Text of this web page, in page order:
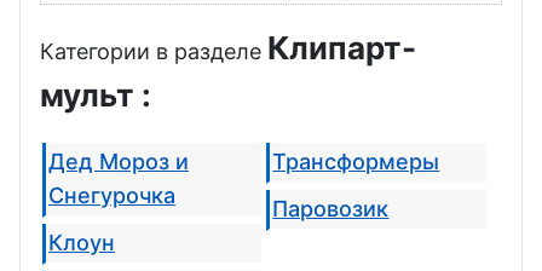
Категории в разделе Клипарт-
мульт :
Дед Мороз и
Снегурочка
Клоун
Трансформеры
Паровозик